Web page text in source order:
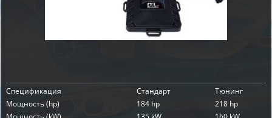
Спецификация Стандарт
Тюнинг
Мощность (hp)
184 hp
218 hp